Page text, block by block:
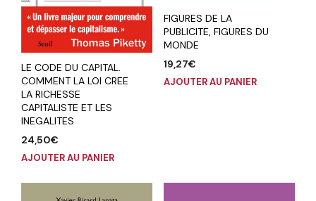
LE CODE DU CAPITAL.
COMMENT LA LOI CREE
LA RICHESSE
CAPITALISTE ET LES
INEGALITES
24,50€
AJOUTER AU PANIER
FIGURES DE LA
PUBLICITE, FIGURES DU
MONDE
19,27€
AJOUTER AU PANIER